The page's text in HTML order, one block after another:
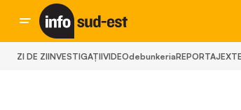
ZI DE ZIINVESTIGAȚIIVIDEOdebunkeriaREPORTAJ